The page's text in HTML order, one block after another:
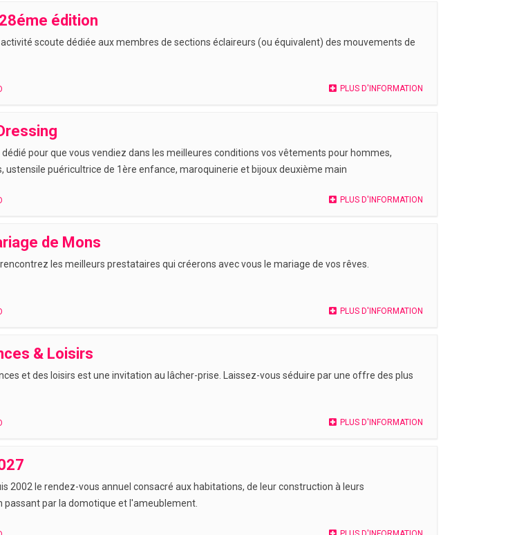
édition
scoute dédiée aux membres de sections éclaireurs (ou équivalent) des mouvements de
PLUS D'INFORMATION
pour que vous vendiez dans les meilleures conditions vos vêtements pour hommes,
ustensile puéricultrice de 1ère enfance, maroquinerie et bijoux deuxième main
PLUS D'INFORMATION
de Mons
les meilleurs prestataires qui créerons avec vous le mariage de vos rêves.
PLUS D'INFORMATION
& Loisirs
et des loisirs est une invitation au lâcher-prise. Laissez-vous séduire par une offre des plus
PLUS D'INFORMATION
2002 le rendez-vous annuel consacré aux habitations, de leur construction à leurs
passant par la domotique et l'ameublement.